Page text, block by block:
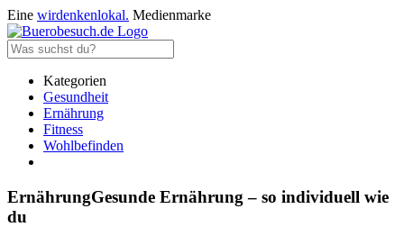
Eine wirdenkenlokal. Medienmarke
Kategorien
Gesundheit
Ernährung
Fitness
Wohlbefinden
ErnährungGesunde Ernährung – so individuell wie
du